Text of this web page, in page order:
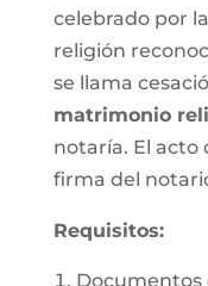
celebrado por
religión
se llama
matrimonio
notaría. El acto
firma del
Requisitos:
Documentos